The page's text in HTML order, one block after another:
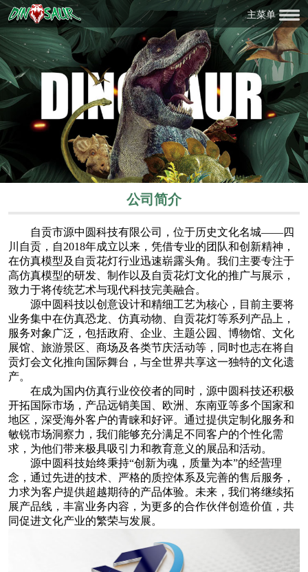
主菜单
公司简介
自贡市源中圆科技有限公司，位于历史文化名城——四
川自贡，自2018年成立以来，凭借专业的团队和创新精神，
在仿真模型及自贡花灯行业迅速崭露头角。我们主要专注于
高仿真模型的研发、制作以及自贡花灯文化的推广与展示，
致力于将传统艺术与现代科技完美融合。
源中圆科技以创意设计和精细工艺为核心，目前主要将
业务集中在仿真恐龙、仿真动物、自贡花灯等系列产品上，
服务对象广泛，包括政府、企业、主题公园、博物馆、文化
展馆、旅游景区、商场及各类节庆活动等，同时也志在将自
贡灯会文化推向国际舞台，与全世界共享这一独特的文化遗
产。
在成为国内仿真行业佼佼者的同时，源中圆科技还积极
开拓国际市场，产品远销美国、欧洲、东南亚等多个国家和
地区，深受海外客户的青睐和好评。通过提供定制化服务和
敏锐市场洞察力，我们能够充分满足不同客户的个性化需
求，为他们带来极具吸引力和教育意义的展品和活动。
源中圆科技始终秉持“创新为魂，质量为本”的经营理
念，通过先进的技术、严格的质控体系及完善的售后服务，
力求为客户提供超越期待的产品体验。未来，我们将继续拓
展产品线，丰富业务内容，为更多的合作伙伴创造价值，共
同促进文化产业的繁荣与发展。